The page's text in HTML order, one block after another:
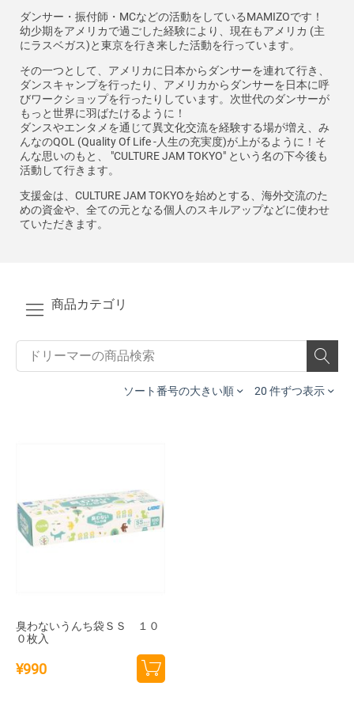
ダンサー・振付師・MCなどの活動をしているMAMIZOです！
幼少期をアメリカで過ごした経験により、現在もアメリカ (主
にラスベガス)と東京を行き来した活動を行っています。
その一つとして、アメリカに日本からダンサーを連れて行き、
ダンスキャンプを行ったり、アメリカからダンサーを日本に呼
びワークショップを行ったりしています。次世代のダンサーが
もっと世界に羽ばたけるように！
ダンスやエンタメを通じて異文化交流を経験する場が増え、み
んなのQOL (Quality Of Life -人生の充実度)が上がるように！そ
んな思いのもと、 "CULTURE JAM TOKYO" という名の下今後も
活動して行きます。
支援金は、CULTURE JAM TOKYOを始めとする、海外交流のた
めの資金や、全ての元となる個人のスキルアップなどに使わせ
ていただきます。
商品カテゴリ
ソート番号の大きい順 20 件ずつ表示
臭わないうんち袋ＳＳ １０
０枚入
¥990